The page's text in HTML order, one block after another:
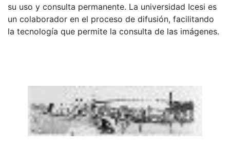
su uso y consulta permanente. La universidad Icesi es
un colaborador en el proceso de difusión, facilitando
la tecnología que permite la consulta de las imágenes.